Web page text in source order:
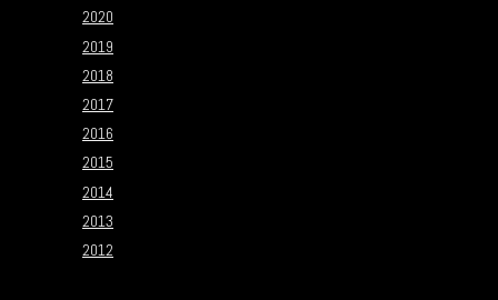
2020
2019
2018
2017
2016
2015
2014
2013
2012